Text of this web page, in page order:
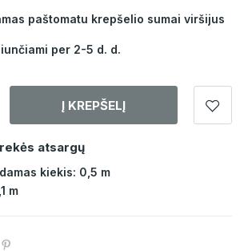
paštomatu krepšelio sumai viršijus
per 2-5 d. d.
Į KREPŠELĮ
atsargų
kiekis: 0,5 m
m